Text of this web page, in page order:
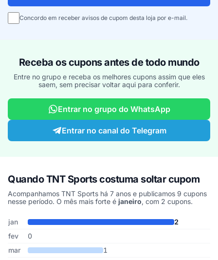
Concordo em receber avisos de cupom desta loja por e-mail.
Receba os cupons antes de todo mundo
Entre no grupo e receba os melhores cupons assim que eles
saem, sem precisar voltar aqui para conferir.
Entrar no grupo do WhatsApp
Entrar no canal do Telegram
Quando TNT Sports costuma soltar cupom
Acompanhamos TNT Sports há 7 anos e publicamos 9 cupons
nesse período. O mês mais forte é janeiro, com 2 cupons.
Cupons de TNT Sports publicados por mês, somando os últimos
Mês Cupons publicadosDesconto médio
jan
2
fev
0
mar
1